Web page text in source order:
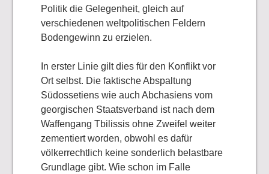
Politik die Gelegenheit, gleich auf
verschiedenen weltpolitischen Feldern
Bodengewinn zu erzielen.
In erster Linie gilt dies für den Konflikt vor
Ort selbst. Die faktische Abspaltung
Südossetiens wie auch Abchasiens vom
georgischen Staatsverband ist nach dem
Waffengang Tbilissis ohne Zweifel weiter
zementiert worden, obwohl es dafür
völkerrechtlich keine sonderlich belastbare
Grundlage gibt. Wie schon im Falle